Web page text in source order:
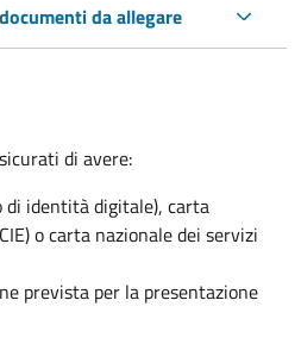
da allegare
di avere:
di identità digitale), carta
o carta nazionale dei servizi
prevista per la presentazione